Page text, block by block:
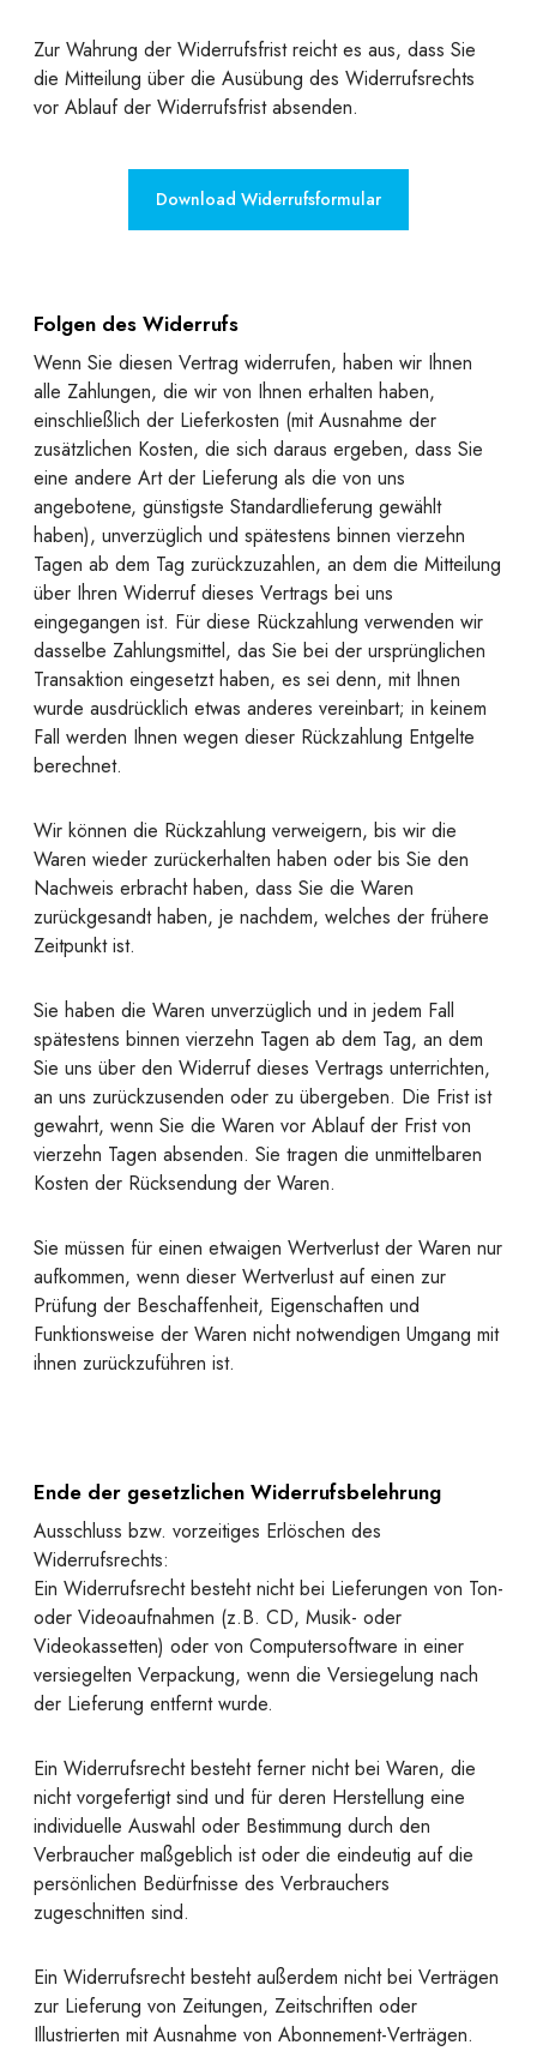
Zur Wahrung der Widerrufsfrist reicht es aus, dass Sie
die Mitteilung über die Ausübung des Widerrufsrechts
vor Ablauf der Widerrufsfrist absenden.
Download Widerrufsformular
Folgen des Widerrufs
Wenn Sie diesen Vertrag widerrufen, haben wir Ihnen
alle Zahlungen, die wir von Ihnen erhalten haben,
einschließlich der Lieferkosten (mit Ausnahme der
zusätzlichen Kosten, die sich daraus ergeben, dass Sie
eine andere Art der Lieferung als die von uns
angebotene, günstigste Standardlieferung gewählt
haben), unverzüglich und spätestens binnen vierzehn
Tagen ab dem Tag zurückzuzahlen, an dem die Mitteilung
über Ihren Widerruf dieses Vertrags bei uns
eingegangen ist. Für diese Rückzahlung verwenden wir
dasselbe Zahlungsmittel, das Sie bei der ursprünglichen
Transaktion eingesetzt haben, es sei denn, mit Ihnen
wurde ausdrücklich etwas anderes vereinbart; in keinem
Fall werden Ihnen wegen dieser Rückzahlung Entgelte
berechnet.
Wir können die Rückzahlung verweigern, bis wir die
Waren wieder zurückerhalten haben oder bis Sie den
Nachweis erbracht haben, dass Sie die Waren
zurückgesandt haben, je nachdem, welches der frühere
Zeitpunkt ist.
Sie haben die Waren unverzüglich und in jedem Fall
spätestens binnen vierzehn Tagen ab dem Tag, an dem
Sie uns über den Widerruf dieses Vertrags unterrichten,
an uns zurückzusenden oder zu übergeben. Die Frist ist
gewahrt, wenn Sie die Waren vor Ablauf der Frist von
vierzehn Tagen absenden. Sie tragen die unmittelbaren
Kosten der Rücksendung der Waren.
Sie müssen für einen etwaigen Wertverlust der Waren nur
aufkommen, wenn dieser Wertverlust auf einen zur
Prüfung der Beschaffenheit, Eigenschaften und
Funktionsweise der Waren nicht notwendigen Umgang mit
ihnen zurückzuführen ist.
Ende der gesetzlichen Widerrufsbelehrung
Ausschluss bzw. vorzeitiges Erlöschen des
Widerrufsrechts:
Ein Widerrufsrecht besteht nicht bei Lieferungen von Ton-
oder Videoaufnahmen (z.B. CD, Musik- oder
Videokassetten) oder von Computersoftware in einer
versiegelten Verpackung, wenn die Versiegelung nach
der Lieferung entfernt wurde.
Ein Widerrufsrecht besteht ferner nicht bei Waren, die
nicht vorgefertigt sind und für deren Herstellung eine
individuelle Auswahl oder Bestimmung durch den
Verbraucher maßgeblich ist oder die eindeutig auf die
persönlichen Bedürfnisse des Verbrauchers
zugeschnitten sind.
Ein Widerrufsrecht besteht außerdem nicht bei Verträgen
zur Lieferung von Zeitungen, Zeitschriften oder
Illustrierten mit Ausnahme von Abonnement-Verträgen.